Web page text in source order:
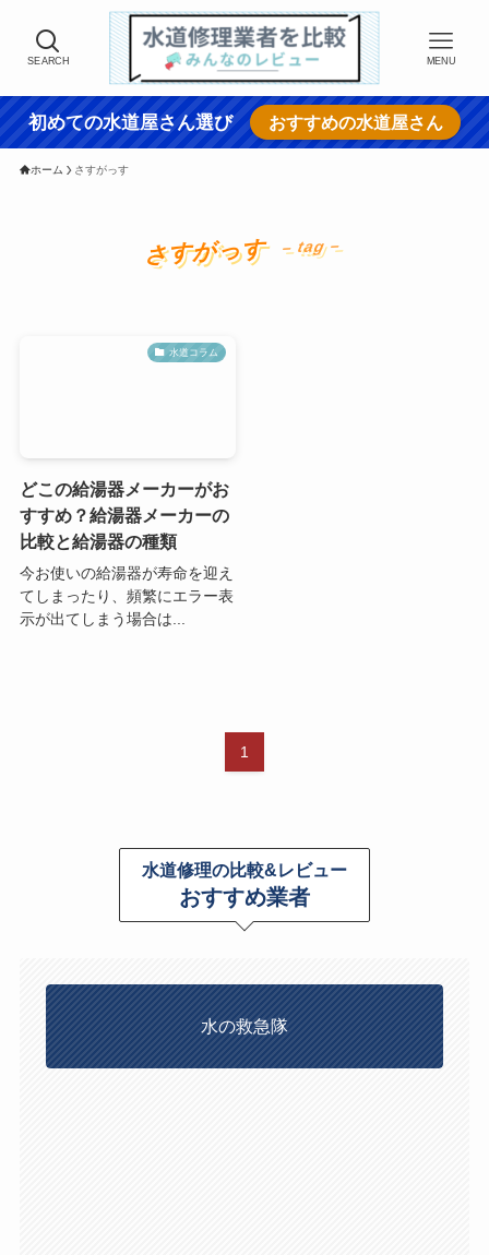
SEARCH MENU
初めての水道屋さん選び おすすめの水道屋さん
ホーム さすがっす
さすがっす – tag –
水道コラム
どこの給湯器メーカーがお
すすめ？給湯器メーカーの
比較と給湯器の種類
今お使いの給湯器が寿命を迎え
てしまったり、頻繁にエラー表
示が出てしまう場合は...
1
水道修理の比較&レビュー
おすすめ業者
水の救急隊